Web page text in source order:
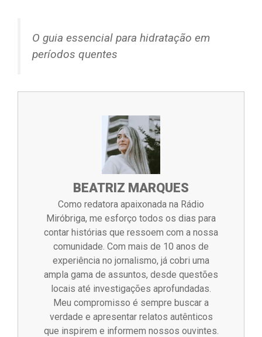
O guia essencial para hidratação em
períodos quentes
BEATRIZ MARQUES
Como redatora apaixonada na Rádio
Miróbriga, me esforço todos os dias para
contar histórias que ressoem com a nossa
comunidade. Com mais de 10 anos de
experiência no jornalismo, já cobri uma
ampla gama de assuntos, desde questões
locais até investigações aprofundadas.
Meu compromisso é sempre buscar a
verdade e apresentar relatos autênticos
que inspirem e informem nossos ouvintes.